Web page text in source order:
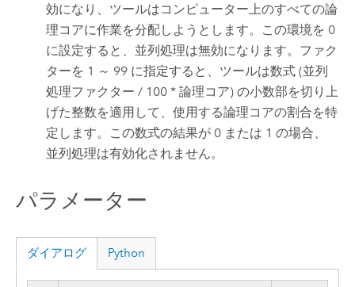
効になり、ツールはコンピューター上のすべての論
理コアに作業を分配しようとします。この環境を 0
に設定すると、並列処理は無効になります。ファク
ターを 1 ～ 99 に指定すると、ツールは数式 (並列
処理ファクター / 100 * 論理コア) の小数部を切り上
げた整数を適用して、使用する論理コアの割合を特
定します。この数式の結果が 0 または 1 の場合、
並列処理は有効化されません。
パラメーター
ダイアログ Python